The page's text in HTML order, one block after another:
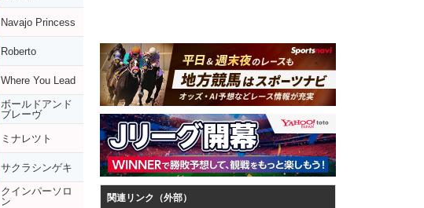
Navajo Princess
Roberto
Where You Lead
ボールドアンド
ブレーヴ
ミナレツト
サクラシンゲキ
クインパーソロ
ン
関連リンク（外部）